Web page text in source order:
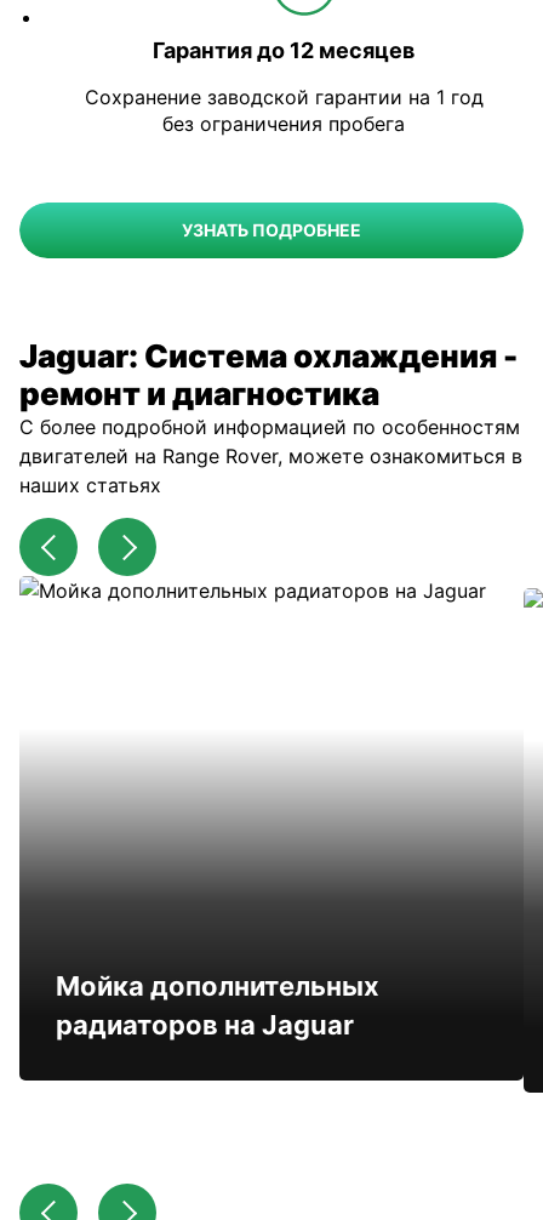
Гарантия до 12 месяцев
Сохранение заводской гарантии на 1 год
без ограничения пробега
УЗНАТЬ ПОДРОБНЕЕ
Jaguar: Система охлаждения -
ремонт и диагностика
С более подробной информацией по особенностям
двигателей на Range Rover, можете ознакомиться в
наших статьях
Мойка дополнительных
радиаторов на Jaguar